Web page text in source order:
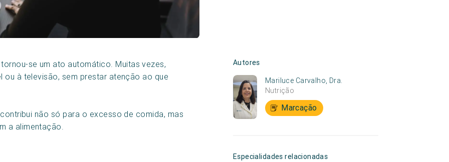
se um ato automático. Muitas vezes,
à televisão, sem prestar atenção ao que
não só para o excesso de comida, mas
a alimentação.
Autores
Mariluce Carvalho, Dra.
Nutrição
Marcação
Especialidades relacionadas